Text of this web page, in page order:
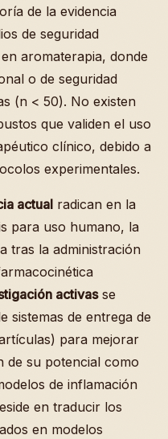
de la evidencia
de seguridad
aromaterapia, donde
o de seguridad
(n < 50). No existen
que validen el uso
clínico, debido a
experimentales.
actual radican en la
para uso humano, la
tras la administración
activasse
sistemas de entrega de
para mejorar
de su potencial como
de inflamación
en traducir los
en modelos